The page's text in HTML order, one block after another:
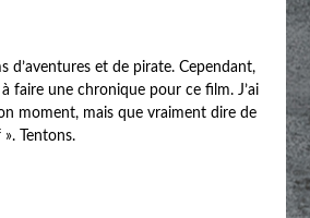
d’aventures et de pirate. Cependant,
faire une chronique pour ce film. J’ai
moment, mais que vraiment dire de
Tentons.